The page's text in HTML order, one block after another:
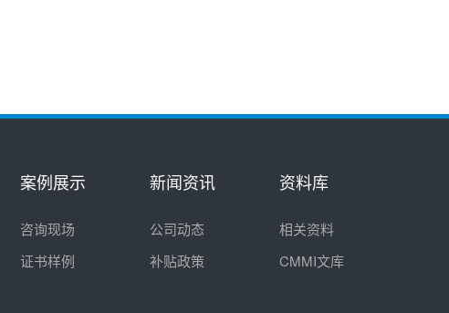
案例展示
咨询现场
证书样例
新闻资讯
公司动态
补贴政策
资料库
相关资料
CMMI文库